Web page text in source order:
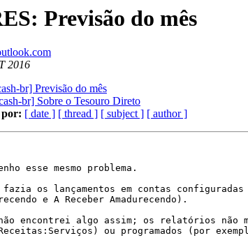
Previsão do mês
2016
br] Previsão do mês
br] Sobre o Tesouro Direto
por: [ date ] [ thread ] [ subject ] [ author ]
esse mesmo problema.
fazia os lançamentos em contas
e A Receber Amadurecendo).
encontrei algo assim; os relatórios não
ou programados (por